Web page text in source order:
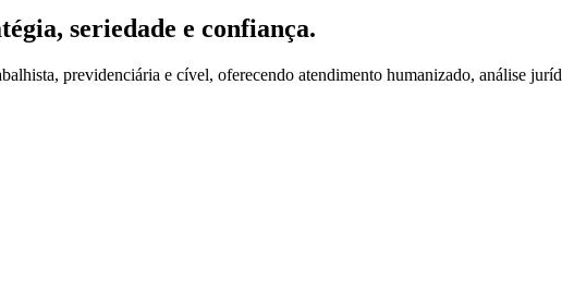
seriedade e confiança.
previdenciária e cível, oferecendo atendimento humanizado, análise